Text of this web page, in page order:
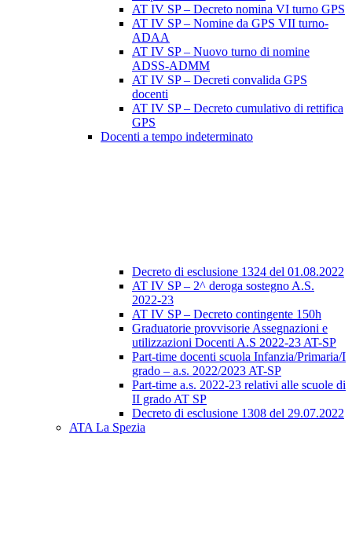
AT IV SP – Decreto nomina VI turno GPS
AT IV SP – Nomine da GPS VII turno-
ADAA
AT IV SP – Nuovo turno di nomine
ADSS-ADMM
AT IV SP – Decreti convalida GPS
docenti
AT IV SP – Decreto cumulativo di rettifica
GPS
Docenti a tempo indeterminato
Decreto di esclusione 1324 del 01.08.2022
AT IV SP – 2^ deroga sostegno A.S.
2022-23
AT IV SP – Decreto contingente 150h
Graduatorie provvisorie Assegnazioni e
utilizzazioni Docenti A.S 2022-23 AT-SP
Part-time docenti scuola Infanzia/Primaria/I
grado – a.s. 2022/2023 AT-SP
Part-time a.s. 2022-23 relativi alle scuole di
II grado AT SP
Decreto di esclusione 1308 del 29.07.2022
ATA La Spezia